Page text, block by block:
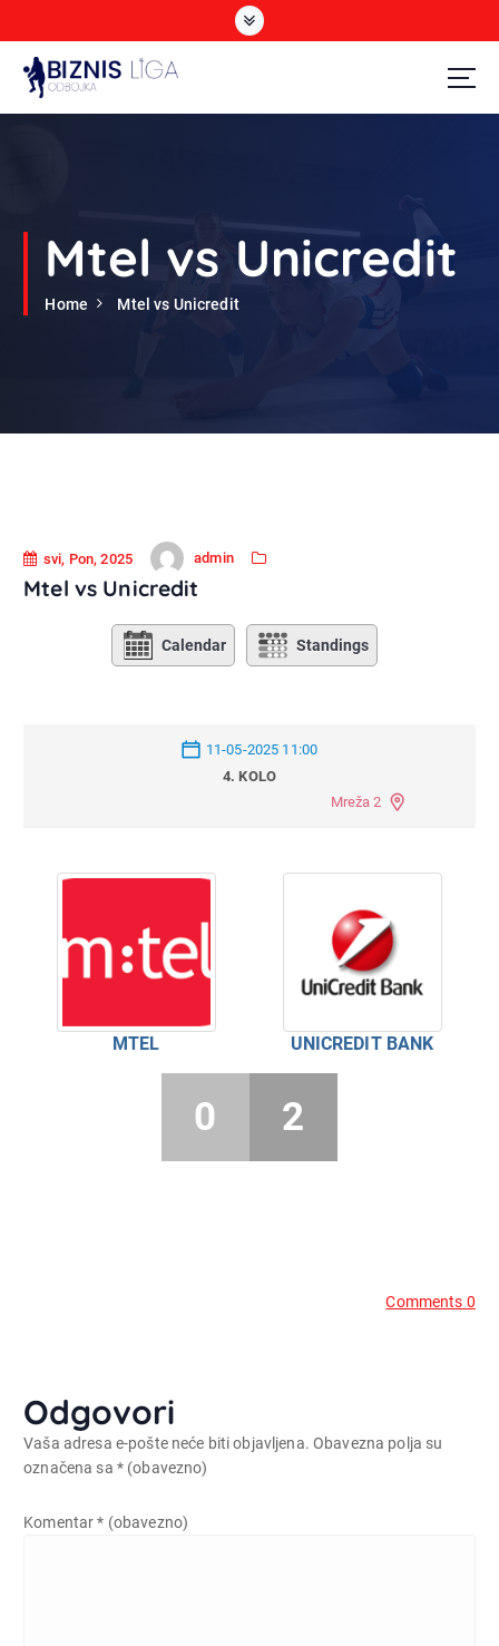
Odbojka
Mtel vs Unicredit
Home Mtel vs Unicredit
svi, Pon, 2025 admin
Mtel vs Unicredit
Calendar Standings
11-05-2025 11:00
4. KOLO
Mreža 2
MTEL UNICREDIT BANK
0 2
Comments 0
Odgovori
Vaša adresa e-pošte neće biti objavljena. Obavezna polja su
označena sa * (obavezno)
Komentar* (obavezno)